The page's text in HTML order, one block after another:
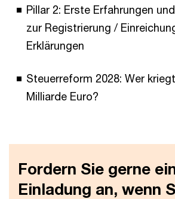
Pillar 2: Erste Erfahrungen
zur Registrierung /
Erklärungen
Steuerreform 2028: Wer
Milliarde Euro?
Fordern Sie gerne
Einladung an, wenn